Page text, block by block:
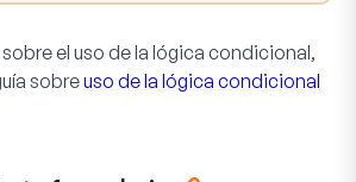
el uso de la lógica condicional,
sobreuso de la lógica condicional